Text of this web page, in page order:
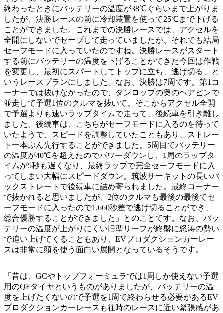
終わったときにバッテリーの温度が38℃ぐらいまで上がりま
したが、決勝レースの前に冷却装置を使って25℃まで下げる
ことができました。これまでの決勝レースでは、アクセルを
全開にしないでセーブして走っていましたが、それでも結局
セーフモードに入っていたのですね。決勝レースがスタート
する前にバッテリーの温度を下げることができた今回は作戦
を変更し、最初にスパートしてトップに立ち、逃げ切る、と
いうレースプランにしました。なお、決勝は7周です。第1コ
ーナーでは抜けなかったので、ダンロップの奥のヘアピンで
並走して予選1位のクルマを抜いて、そこからアクセル全開
で予選よりも速いラップタイムで走って、後続車を引き離し
ました。後続車は、こちらがセーフモードに入るのを待って
いたようで、スピードを調整していたこともあり、ストレー
ト一本ぶん先行することができました。5周目でバッテリー
の温度が40℃を超えたのでパワーダウンし、1周のラップタ
イムが5秒も遅くなり、最終ラップで完全セーフモードに入
ってしまい大幅にスピードダウン。筑波サーキットの長いバ
ックストレートで後続車に詰め寄られました。最終コーナー
で抜かれると思いましたが、2位のクルマも最後の最後でセ
ーフモードに入ったので1.660秒差で逃げ切ることができ、
総合優勝することができました」とのことです。なお、バッ
テリーの温度が上がりにくい旧型リーフが終盤に怒涛の勢い
で追い上げてくることもあり、EVプロダクションカーレー
スは非常に頭を使う面白い展開となっているそうです。
「昔は、GCやトップフォーミュラでは1周しか使えない予選
用のQFタイヤというものがありましたが、バッテリーの温
度を上げたくないので予選を1周で終わらせる必要があるEV
プロダクションカーレースも往時のレースに近い緊張感があ